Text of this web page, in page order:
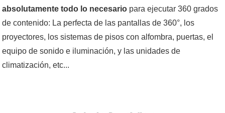
absolutamente todo lo necesario para ejecutar 360 grados
de contenido: La perfecta de las pantallas de 360°, los
proyectores, los sistemas de pisos con alfombra, puertas, el
equipo de sonido e iluminación, y las unidades de
climatización, etc...